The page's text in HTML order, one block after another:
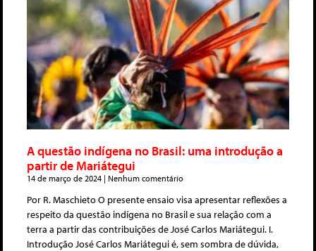
A questão indígena no Brasil: uma introdução a
partir de Mariátegui
14 de março de 2024 Nenhum comentário
Por R. Maschieto O presente ensaio visa apresentar reflexões a
respeito da questão indígena no Brasil e sua relação com a
terra a partir das contribuições de José Carlos Mariátegui. I.
Introdução José Carlos Mariátegui é, sem sombra de dúvida,